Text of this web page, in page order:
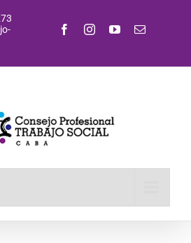
FacebookInstagramYouTubeCorreo